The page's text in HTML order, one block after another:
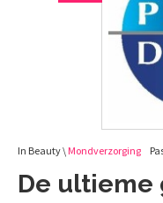
In Beauty \ Mondverzorging
De